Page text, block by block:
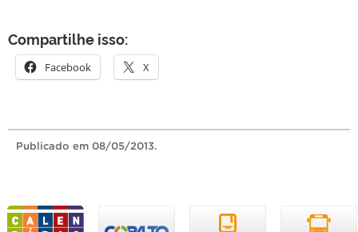
Compartilhe isso:
Facebook X
Publicado em 08/05/2013.